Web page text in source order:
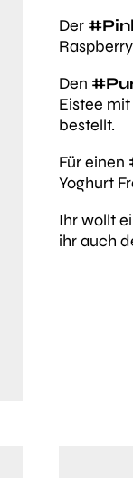
Der
Den
Eistee
bestellt.
Für einen
Yoghurt
Ihr wollt
ihr auch